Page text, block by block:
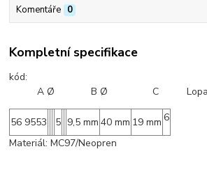
Komentáře 0
Kompletní specifikace
A Ø B Ø C
56 9553 5 9,5 mm 40 mm 19 mm 6
Materiál: MC97/Neopren